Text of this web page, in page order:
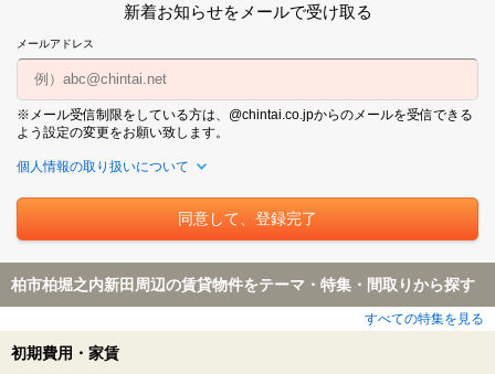
新着お知らせをメールで受け取る
メールアドレス
※メール受信制限をしている方は、@chintai.co.jpからのメールを受信できる
よう設定の変更をお願い致します。
個人情報の取り扱いについて
柏市柏堀之内新田周辺の賃貸物件をテーマ・特集・間取りから探す
すべての特集を見る
初期費用・家賃